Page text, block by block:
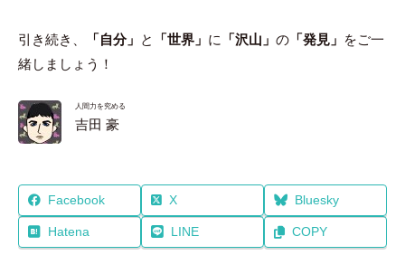
引き続き、 「自分」 と 「世界」 に 「沢山」 の 「発見」 をご一
緒しましょう！
人間力を究める
吉田 豪
Facebook X Bluesky
Hatena LINE COPY